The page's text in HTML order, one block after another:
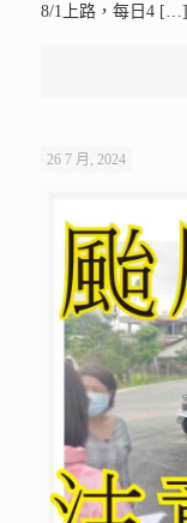
8/1上路，每日4[…]
26 7 月, 2024